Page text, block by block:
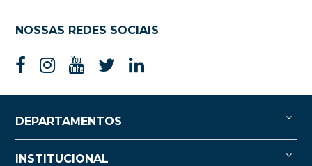
NOSSAS REDES SOCIAIS
DEPARTAMENTOS
INSTITUCIONAL